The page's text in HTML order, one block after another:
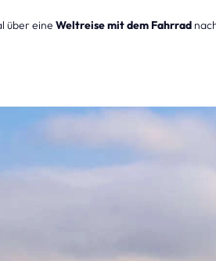
über eine Weltreise mit dem Fahrrad